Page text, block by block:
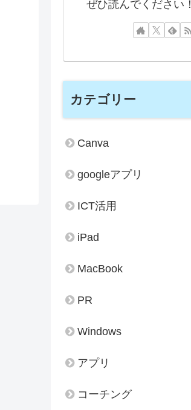
ぜひ読んでください！
カテゴリー
Canva
googleアプリ
ICT活用
iPad
MacBook
PR
Windows
アプリ
コーチング